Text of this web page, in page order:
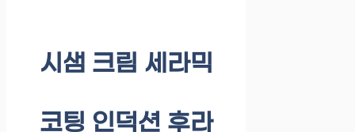
시샘 크림 세라믹
코팅 인덕션 후라